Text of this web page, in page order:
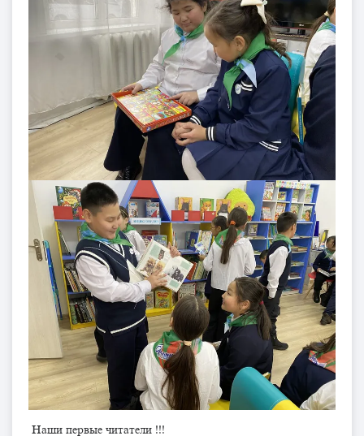
Наши первые читатели !!!